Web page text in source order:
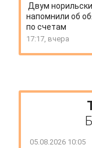
Двум
напомнили об
по счетам
17:17, вчера
05.08.2026 10:05